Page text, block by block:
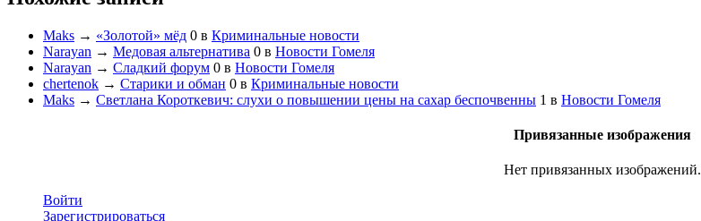
Maks → «Золотой» мёд 0 в Криминальные новости
Narayan → Медовая альтернатива 0 в Новости Гомеля
Narayan → Сладкий форум 0 в Новости Гомеля
chertenok → Старики и обман 0 в Криминальные новости
Maks → Светлана Короткевич: слухи о повышении цены на сахар беспочвенны 1 в Новости Гомеля
Привязанные изображения
Нет привязанных изображений.
Войти
Зарегистрироваться